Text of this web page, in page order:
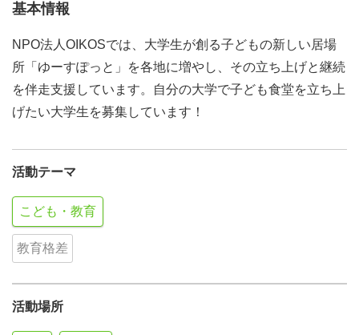
基本情報
NPO法人OIKOSでは、大学生が創る子どもの新しい居場
所「ゆーすぽっと」を各地に増やし、その立ち上げと継続
を伴走支援しています。自分の大学で子ども食堂を立ち上
げたい大学生を募集しています！
活動テーマ
こども・教育
教育格差
活動場所